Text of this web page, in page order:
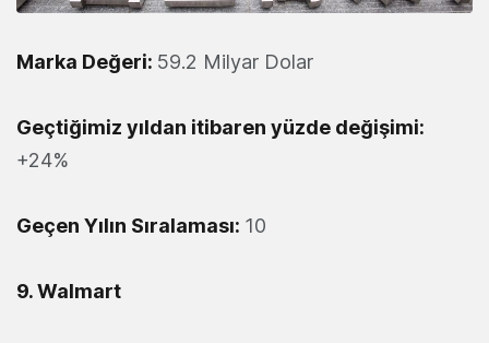
Marka Değeri: 59.2 Milyar Dolar
Geçtiğimiz yıldan itibaren yüzde değişimi:
+24%
Geçen Yılın Sıralaması: 10
9. Walmart